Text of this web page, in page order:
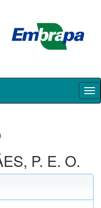
P. E. O.